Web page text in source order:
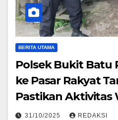
BERITA UTAMA
Polsek Bukit Batu
ke Pasar Rakyat
Pastikan Aktivitas
31/10/2025 REDAKSI